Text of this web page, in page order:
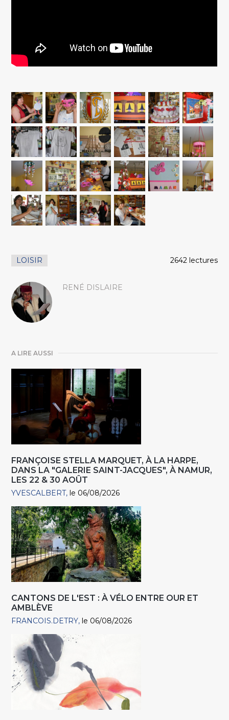
LOISIR 2642 lectures
RENÉ DISLAIRE
A LIRE AUSSI
FRANÇOISE STELLA MARQUET, À LA HARPE,
DANS LA "GALERIE SAINT-JACQUES", À NAMUR,
LES 22 & 30 AOÛT
YVESCALBERT le 06/08/2026
CANTONS DE L'EST : À VÉLO ENTRE OUR ET
AMBLÈVE
FRANCOIS.DETRY le 06/08/2026